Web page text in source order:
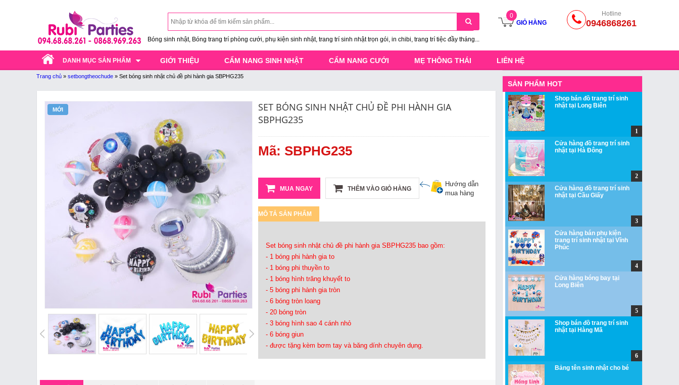
Bóng sinh nhật, Bóng trang trí phòng cưới, phụ kiện sinh nhật, trang trí sinh nhật trọn gói, in chibi, trang trí tiệc đầy tháng...
0
GIỎ HÀNG
Hotline
0946868261
DANH MỤC SẢN PHẨM GIỚI THIỆU CẨM NANG SINH NHẬT CẨM NANG CƯỚI MẸ THÔNG THÁI LIÊN HỆ
Trang chủ » setbongtheochude » Set bóng sinh nhật chủ đề phi hành gia SBPHG235
MỚI
SET BÓNG SINH NHẬT CHỦ ĐỀ PHI HÀNH GIA
SBPHG235
Mã: SBPHG235
MUA NGAY THÊM VÀO GIỎ HÀNG
Hướng dẫn
mua hàng
MÔ TẢ SẢN PHẨM
Set bóng sinh nhật chủ đề phi hành gia SBPHG235 bao gồm:
- 1 bóng phi hành gia to
- 1 bóng phi thuyền to
- 1 bóng hình trăng khuyết to
- 5 bóng phi hành gia tròn
- 6 bóng tròn loang
- 20 bóng tròn
- 3 bóng hình sao 4 cánh nhỏ
- 6 bóng giun
- được tặng kèm bơm tay và băng dính chuyên dụng.
SẢN PHẨM HOT
Shop bán đồ trang trí sinh
nhật tại Long Biên
Cửa hàng đồ trang trí sinh
nhật tại Hà Đông
Cửa hàng đồ trang trí sinh
nhật tại Cầu Giấy
Cửa hàng bán phụ kiện
trang trí sinh nhật tại Vĩnh
Phúc
Cửa hàng bóng bay tại
Long Biên
Shop bán đồ trang trí sinh
nhật tại Hàng Mã
Bảng tên sinh nhật cho bé